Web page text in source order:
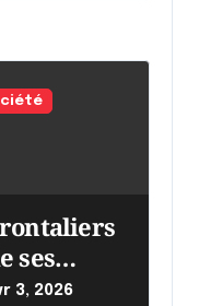
ses
3, 2026